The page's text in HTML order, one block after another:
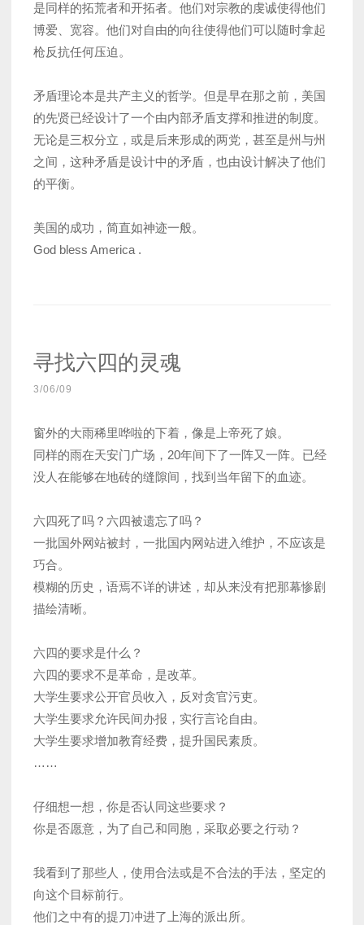
是同样的拓荒者和开拓者。他们对宗教的虔诚使得他们
博爱、宽容。他们对自由的向往使得他们可以随时拿起
枪反抗任何压迫。
矛盾理论本是共产主义的哲学。但是早在那之前，美国
的先贤已经设计了一个由内部矛盾支撑和推进的制度。
无论是三权分立，或是后来形成的两党，甚至是州与州
之间，这种矛盾是设计中的矛盾，也由设计解决了他们
的平衡。
美国的成功，简直如神迹一般。
God bless America .
寻找六四的灵魂
3/06/09
窗外的大雨稀里哗啦的下着，像是上帝死了娘。
同样的雨在天安门广场，20年间下了一阵又一阵。已经
没人在能够在地砖的缝隙间，找到当年留下的血迹。
六四死了吗？六四被遗忘了吗？
一批国外网站被封，一批国内网站进入维护，不应该是
巧合。
模糊的历史，语焉不详的讲述，却从来没有把那幕惨剧
描绘清晰。
六四的要求是什么？
六四的要求不是革命，是改革。
大学生要求公开官员收入，反对贪官污吏。
大学生要求允许民间办报，实行言论自由。
大学生要求增加教育经费，提升国民素质。
……
仔细想一想，你是否认同这些要求？
你是否愿意，为了自己和同胞，采取必要之行动？
我看到了那些人，使用合法或是不合法的手法，坚定的
向这个目标前行。
他们之中有的提刀冲进了上海的派出所。